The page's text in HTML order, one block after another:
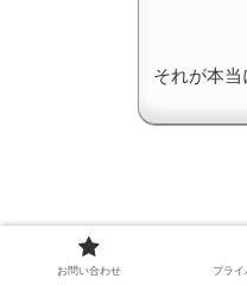
それが本当
お問い合わせ プラ